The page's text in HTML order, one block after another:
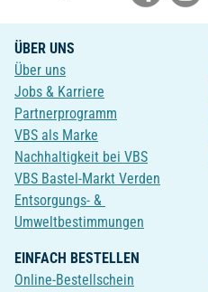
ÜBER UNS
Über uns
Jobs & Karriere
Partnerprogramm
VBS als Marke
Nachhaltigkeit bei VBS
VBS Bastel-Markt Verden
Entsorgungs- &
Umweltbestimmungen
EINFACH BESTELLEN
Online-Bestellschein